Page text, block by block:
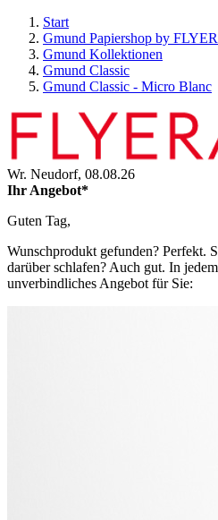
Start
Gmund Papiershop by
Gmund Kollektionen
Gmund Classic
Gmund Classic - Micro Blanc
Wr. Neudorf, 08.08.26
Ihr Angebot*
Guten Tag,
Wunschprodukt gefunden? Perfekt.
darüber schlafen? Auch gut. In
unverbindliches Angebot für Sie: